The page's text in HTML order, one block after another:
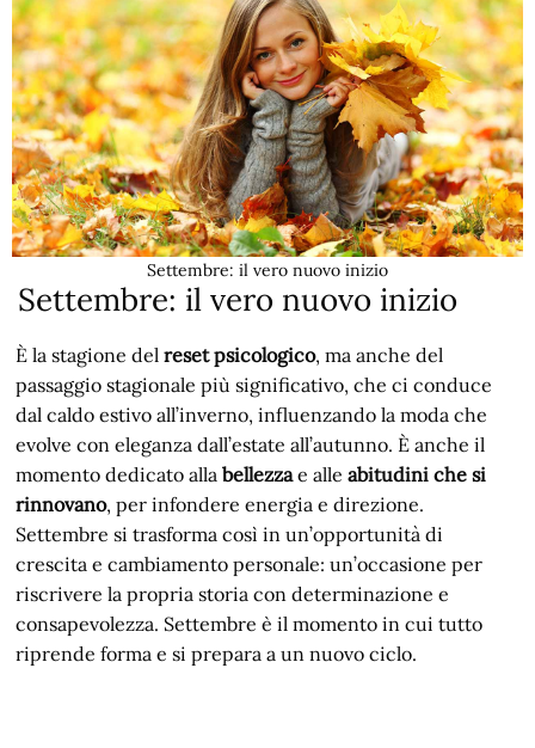
Settembre: il vero nuovo inizio
Settembre: il vero nuovo inizio
È la stagione delreset psicologico, ma anche del
passaggio stagionale più significativo, che ci conduce
dal caldo estivo all’inverno, influenzando la moda che
evolve con eleganza dall’estate all’autunno. È anche il
momento dedicato allabellezzae alleabitudini che si
rinnovano, per infondere energia e direzione.
Settembre si trasforma così in un’opportunità di
crescita e cambiamento personale: un’occasione per
riscrivere la propria storia con determinazione e
consapevolezza. Settembre è il momento in cui tutto
riprende forma e si prepara a un nuovo ciclo.